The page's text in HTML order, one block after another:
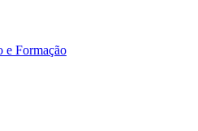
e Formação